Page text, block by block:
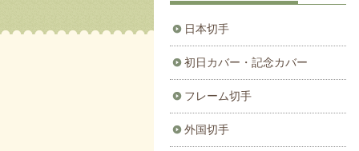
日本切手
初日カバー・記念カバー
フレーム切手
外国切手